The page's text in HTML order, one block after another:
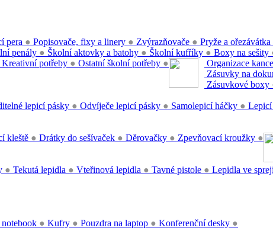
pera ● Popisovače, fixy a linery ● Zvýrazňovače ● Pryže a ořezávátka
penály ● Školní aktovky a batohy ● Školní kufříky ● Boxy na sešity
Kreativní potřeby ● Ostatní školní potřeby ●
Organizace
Zásuvky na
Zásuvkové boxy
lepicí pásky ● Odvíječe lepicí pásky ● Samolepicí háčky ●
kleště ● Drátky do sešívaček ● Děrovačky ● Zpevňovací kroužky ●
● Tekutá lepidla ● Vteřinová lepidla ● Tavné pistole ● Lepidla ve spreji
● Kufry ● Pouzdra na laptop ● Konferenční desky ●